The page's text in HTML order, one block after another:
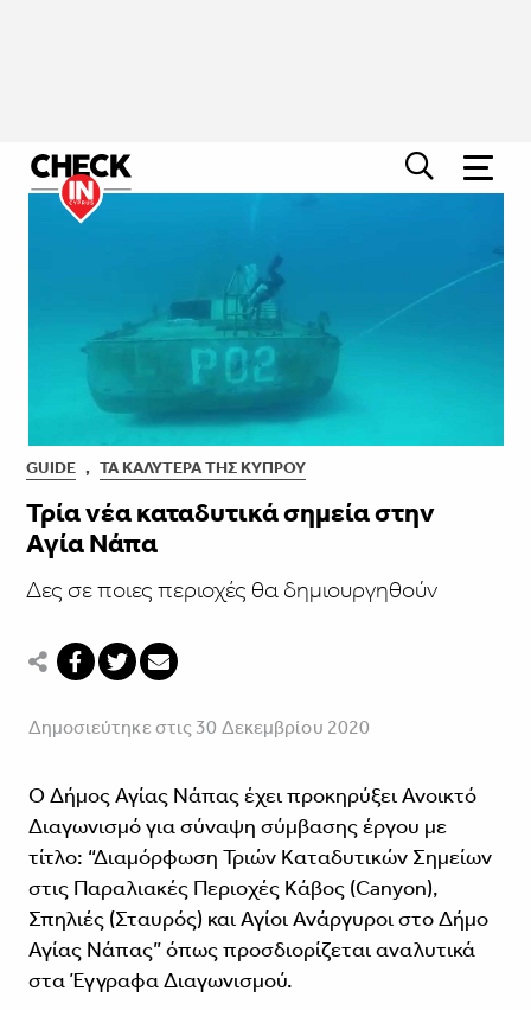
GUIDE , ΤΑ ΚΑΛΎΤΕΡΑ ΤΗΣ ΚΎΠΡΟΥ
Τρία νέα καταδυτικά σημεία στην
Αγία Νάπα
Δες σε ποιες περιοχές θα δημιουργηθούν
Δημοσιεύτηκε στις 30 Δεκεμβρίου 2020
Ο Δήμος Αγίας Νάπας έχει προκηρύξει Ανοικτό
Διαγωνισμό για σύναψη σύμβασης έργου με
τίτλο: “Διαμόρφωση Τριών Καταδυτικών Σημείων
στις Παραλιακές Περιοχές Κάβος (Canyon),
Σπηλιές (Σταυρός) και Αγίοι Ανάργυροι στο Δήμο
Αγίας Νάπας” όπως προσδιορίζεται αναλυτικά
στα Έγγραφα Διαγωνισμού.